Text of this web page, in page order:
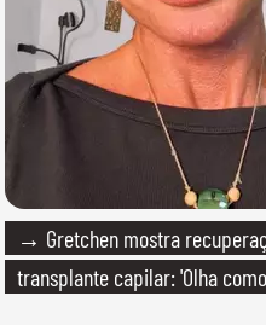
→ Gretchen mostra
transplante capilar: 'Olha